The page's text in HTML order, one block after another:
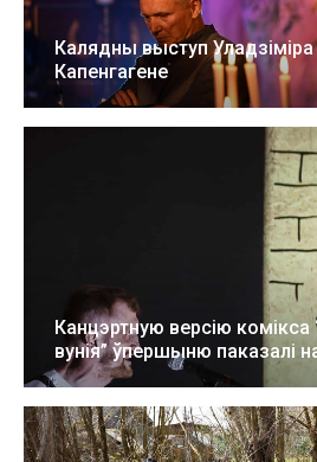
Калядны выступ
Капенгагене
24 снеж 2023 10 фота
Канцэртную версію
вунія” ўпершыню паказалі
17 жнів 2022 10 фота